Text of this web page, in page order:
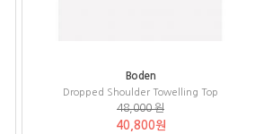
Boden
Dropped Shoulder Towelling Top
48,000 원
40,800원